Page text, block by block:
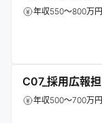
年収550～800万円
C07_採用広報
年収500～700万円